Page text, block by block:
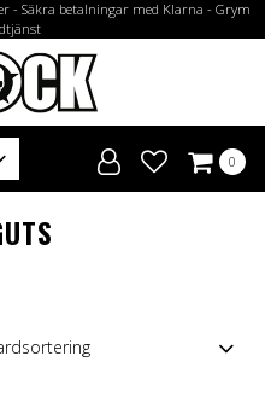
- Säkra betalningar med Klarna - Grym
0